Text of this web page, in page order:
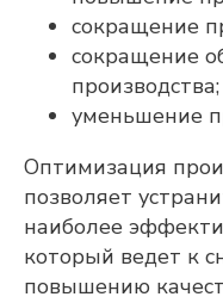
сокращение
сокращение
производства;
уменьшение
Оптимизация
позволяет
наиболее
который ведет к
повышению